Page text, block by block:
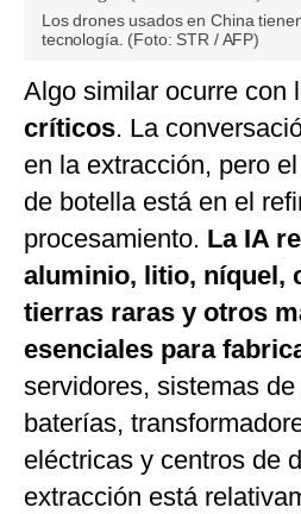
Los drones usados en China
tecnología. (Foto: STR / AFP)
Algo similar ocurre con
críticos. La
en la extracción, pero
de botella está en el
procesamiento. La IA
aluminio, litio, níquel,
tierras raras y otros
esenciales para
servidores, sistemas
baterías,
eléctricas y centros de
extracción está